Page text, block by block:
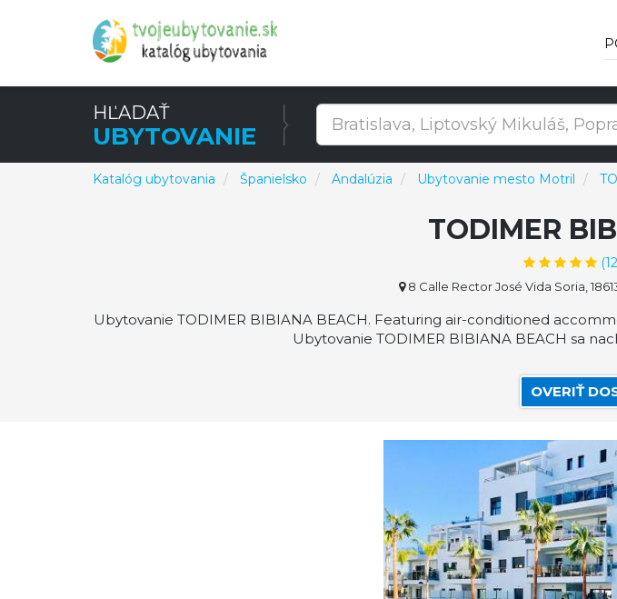
HĽADAŤ
UBYTOVANIE
Katalóg ubytovania Španielsko Andalúzia Ubytovanie mesto Motril
TODIMER
(12
8 Calle Rector José Vida Soria,
Ubytovanie TODIMER BIBIANA BEACH. Featuring air-conditioned
Ubytovanie TODIMER BIBIANA BEACH sa
OVERIŤ